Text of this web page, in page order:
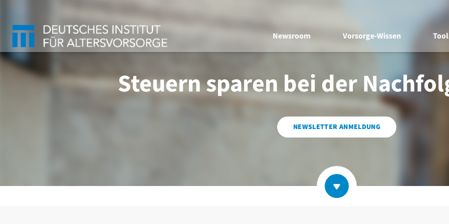
Newsroom Vorsorge-Wissen
Steuern sparen bei der
NEWSLETTER ANMELDUNG